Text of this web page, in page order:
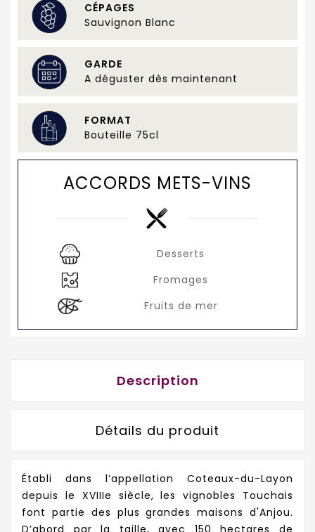
CÉPAGES
Sauvignon Blanc
GARDE
A déguster dès maintenant
FORMAT
Bouteille 75cl
ACCORDS METS-VINS
Desserts
Fromages
Fruits de mer
Description
Détails du produit
Établi dans l’appellation Coteaux-du-Layon
depuis le XVIIIe siècle, les vignobles Touchais
font partie des plus grandes maisons d'Anjou.